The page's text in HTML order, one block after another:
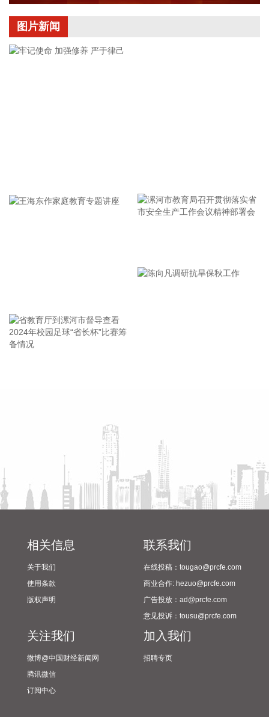
成（02249.HK）并自2026年8月7日起生效。
2026-08-07 08:45:13
记者今天（7日）从工业和信息化部了解到，今年上半年，中
2026-08-07 08:30:29
遇，加快锻造长板、补齐短板，着力提升新一代信息技术产业
技、具身智能等产业深度融合，催生更多新技术新产品新业
态。要梯次培育优质企业矩阵，打造集研发、制造、服务、孵
化于一体的平台型企业和企业型平台，构建互动融合、共生共
近期，磷化铟价格显著上涨。上海有色网数据显示，4英寸磷
化铟衬底8月6日均价达到6250元/片，较年初上涨约45%。磷
化铟价格上涨还叠加着上游原料铟的同步暴涨，Wind数据显
示，截至8月6日，精铟报价5430元/千克，较年初的2980元/千
克上涨超80%。 受AI浪潮拉动，光模块对磷化铟衬底的需求急
剧扩张，推动磷化铟价格攀升。磷化铟主要用在AIDC高速光模
进，促进磷化铟衬底持续改进，供需缺口进一步扩大。 据证券
时报·数据宝统计，A股中布局磷化铟产业链的个股共有18只，
其中12股已公布半年度报告或业绩预告，按半年报净利润、业
绩预告净利润下限计算，9股净利润实现同比增长，其中博杰
股份、株冶集团、兴业银锡、云南锗业增幅超过100%，其他
色3股获机构积极关注，评级机构家数分别为10家、7家、7
家。
2026-08-07 08:23:26
天赐材料(002709)8月7日在互动平台表示，公司用于数据中心
图片新闻
市安全生产工作会议精神部署
相关信息
关于我们
使用条款
版权声明
联系我们
在线投稿：tougao@prcfe.com
商业合作: hezuo@prcfe.com
广告投放：ad@prcfe.com
意见投诉：tousu@prcfe.com
关注我们
微博@中国财经新闻网
腾讯微信
订阅中心
加入我们
招聘专页